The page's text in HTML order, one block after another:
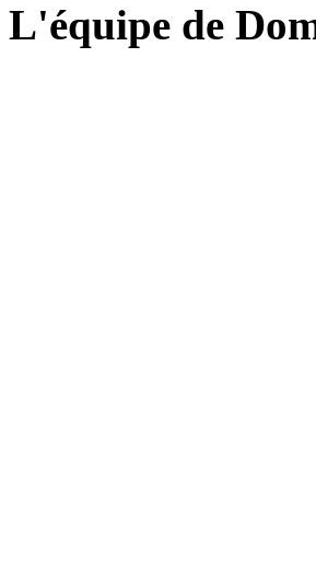
L'équipe de